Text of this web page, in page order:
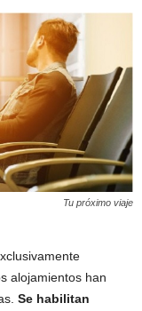
Tu próximo viaje
alojamientos han
Se habilitan